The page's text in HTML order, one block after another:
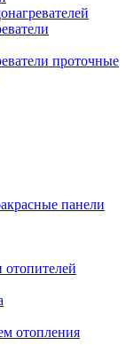
проточные
панели
отопителей
отопления